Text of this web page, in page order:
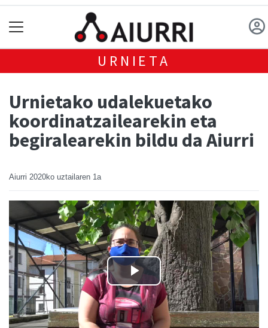
URNIETA
Urnietako udalekuetako
koordinatzailearekin eta
begiralearekin bildu da Aiurri
Aiurri 2020ko uztailaren 1a